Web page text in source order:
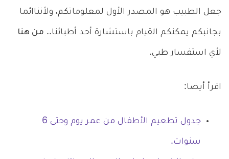
جعل الطبيب هو المصدر الأول لمعلوماتكم، ولأنناائما
بجانبكم يمكنكم القيام باستشارة أحد أطبائنا.. من هنا
لأي استفسار طبي.
اقرأ أيضا:
جدول تطعيم الأطفال من عمر يوم وحتى 6
سنوات.